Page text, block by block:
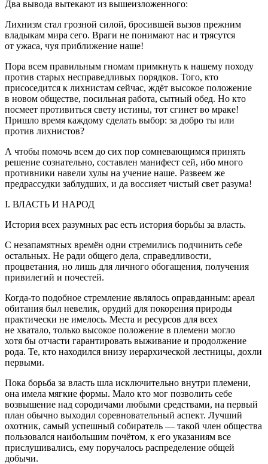
Два вывода вытекают из вышеизложенного:
Лихнизм стал грозной силой, бросившей вызов прежним
владыкам мира сего. Враги не понимают нас и трясутся
от ужаса, чуя приближение наше!
Пора всем правильным гномам примкнуть к нашему походу
против старых несправедливых порядков. Того, кто
присоседится к лихнистам сейчас, ждёт высокое положение
в новом обществе, посильная работа, сытный обед. Но кто
посмеет противиться свету истины, тот сгинет во мраке!
Пришло время каждому сделать выбор: за добро ты или
против лихнистов?
А чтобы помочь всем до сих пор сомневающимся принять
решение сознательно, составлен манифест сей, ибо много
противники навели хулы на учение наше. Развеем же
предрассудки заблудших, и да воссияет чистый свет разума!
I. ВЛАСТЬ И НАРОД
История всех разумных рас есть история борьбы за власть.
С незапамятных времён одни стремились подчинить себе
остальных. Не ради общего дела, справедливости,
процветания, но лишь для личного обогащения, получения
привилегий и почестей.
Когда-то подобное стремление являлось оправданным: ареал
обитания был невелик, орудий для покорения природы
практически не имелось. Места и ресурсов для всех
не хватало, только высокое положение в племени могло
хотя бы отчасти гарантировать выживание и продолжение
рода. Те, кто находился внизу иерархической лестницы, дохли
первыми.
Пока борьба за власть шла исключительно внутри племени,
она имела мягкие формы. Мало кто мог позволить себе
возвышение над сородичами любыми средствами, на первый
план обычно выходил соревновательный аспект. Лучший
охотник, самый успешный собиратель — такой член общества
пользовался наибольшим почётом, к его указаниям все
прислушивались, ему поручалось распределение общей
добычи.